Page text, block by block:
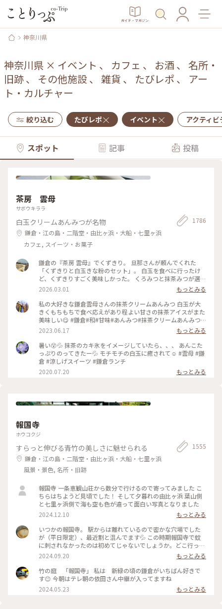
ガイド・マガジン
神奈川県
神奈川県 × イベント 、 カフェ 、 お酒 、 名所・
旧跡、 その他施設、 雑貨 、 たびレポ 、 アー
ト・カルチャー
絞り込む たびレポ イベント アクティ
スポット 記事 投稿
茶房 雲母
サボウキララ
白玉クリームあんみつが名物
鎌倉・江の島・二階堂・由比ヶ浜・大船・七里ヶ浜
カフェ, スイーツ・お菓子
1786
鎌倉の『茶房 雲母』でくずきり。 旦那さんが頼んでくれた
「くずきりと白玉きな粉のセット」。 白玉を食べに行ったけ
ど、くずきりすごく美味しかった。 くろみつと抹茶みつが選べ
ます。 1時間待ちを想定して行ったら、30分も待たずに入れ
た。 梅の見える特等席。 けど、席についてから出てくるまで
30分弱かかったので、だいたい1時間。 1時間くらいなら、並
んでも食べたいクオリティ。 #神奈川#鎌倉#茶房雲母#白玉#お
もちずき#Ayuのおやつ#はじめての鎌倉
2026.03.01
もっとみる
私の大好きな鎌倉雲母さんの抹茶クリームあんみつ 白玉が大
きくもちもちで食べ応えがあり程よい甘さの抹茶アイスがまた
美味しい😋 #鎌倉#和#甘味#あんみつ#抹茶クリームあんみつ#
雲母
2023.06.17
もっとみる
暑い😵💦 抹茶のカキ氷をイメージしていたら、、、 あんこた
っぷりのってきたー💦 モチモチの白玉に癒されて☺️ #雲母 #鎌
倉 #涼しげスイーツ #鎌倉ランチ
2020.07.20
もっとみる
報国寺
ホウコクジ
すらっと伸びる青竹の美しさに魅せられる
鎌倉・江の島・二階堂・由比ヶ浜・大船・七里ヶ浜
風景・景色, 名所・旧跡
1555
報国寺 一条恵観山荘から数分で行けるので寄ってみました こ
ちらはちようど見頃でした！ そして夕暮れの由比ヶ浜 葉山側
と七里ヶ浜側で海も空も色が違って面白い写真となりました
2024.12.10
もっとみる
いつかの報国寺。 駅からは離れているので密かな穴場でした
が（平日限定）、最近割と混んでます💦 この時期報国寺で蚊
に刺されなかったのは初めてじゃないでしょうか。どこ行っ
た〜🦟 #ことりっぷ旅2024 #鎌倉
2024.09.20
もっとみる
竹の庭 「報国寺」 私は 新緑の頃の鎌倉がいちばん好きで
す😊 今朝はテレ朝の依田さん中継が入ってますね
2024.05.23
もっとみる